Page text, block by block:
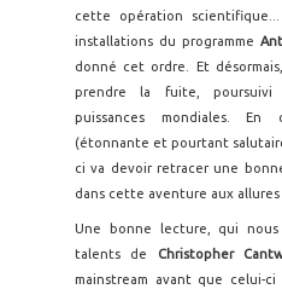
cette opération
installations du programme
donné cet ordre. Et
prendre la fuite, poursuivi
puissances mondiales. En
(étonnante et pourtant
ci va devoir retracer une
dans cette aventure aux
Une bonne lecture, qui
talents de
Christopher
mainstream avant que celui-